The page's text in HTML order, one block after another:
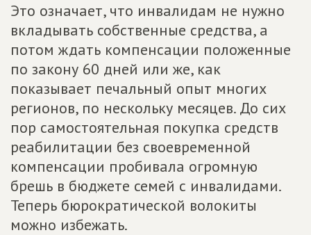
Это означает, что инвалидам не нужно
вкладывать собственные средства, а
потом ждать компенсации положенные
по закону 60 дней или же, как
показывает печальный опыт многих
регионов, по нескольку месяцев. До сих
пор самостоятельная покупка средств
реабилитации без своевременной
компенсации пробивала огромную
брешь в бюджете семей с инвалидами.
Теперь бюрократической волокиты
можно избежать.